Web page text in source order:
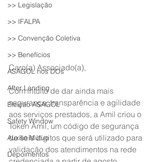
>> Legislação
>> IFALPA
>> Convenção Coletiva
>> Benefícios
ASAGOL nos DOs
After Landing
Eleição ASAGOL
Safety Window
Auxílio Mútuo
Depoimentos
Caro(a) Associado(a),
Com intuito de dar ainda mais
segurança, transparência e agilidade
aos serviços prestados, a Amil criou o
Token Amil, um código de segurança
de seis dígitos que será utilizado para
validação dos atendimentos na rede